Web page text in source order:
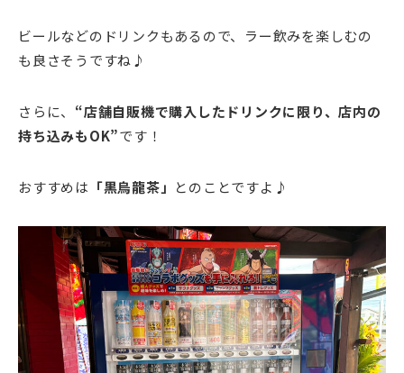
ビールなどのドリンクもあるので、ラー飲みを楽しむの
も良さそうですね♪
さらに、 “店舗自販機で購入したドリンクに限り、店内の
持ち込みもOK”です！
おすすめは 「黒烏龍茶」 とのことですよ♪